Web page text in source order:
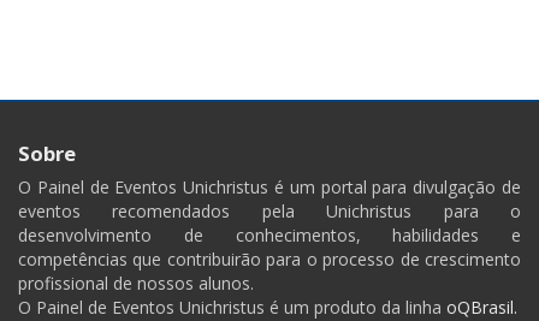
Sobre
O Painel de Eventos Unichristus é um portal para divulgação de
eventos recomendados pela Unichristus para o
desenvolvimento de conhecimentos, habilidades e
competências que contribuirão para o processo de crescimento
profissional de nossos alunos.
O Painel de Eventos Unichristus é um produto da linha oQBrasil.